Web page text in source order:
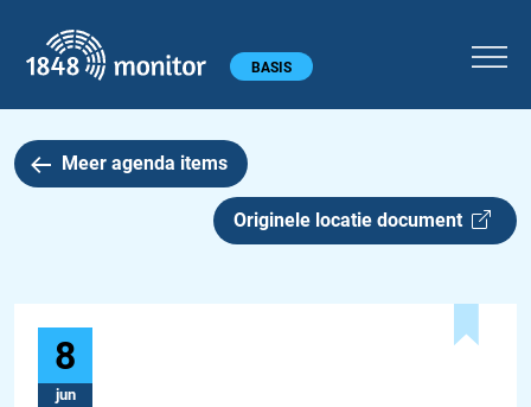
Hoofdmenu BASIS
Meer agenda items
Originele locatie document
8
jun